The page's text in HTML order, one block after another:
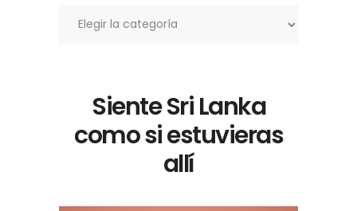
Siente Sri Lanka
como si estuvieras
allí